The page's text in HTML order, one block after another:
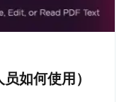
如何使用）